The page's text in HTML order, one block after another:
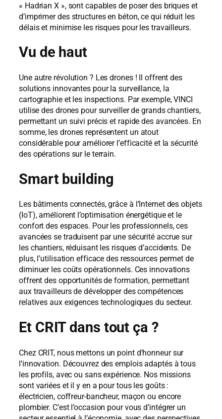
« Hadrian X », sont capables de poser des briques et
d’imprimer des structures en béton, ce qui réduit les
délais et minimise les risques pour les travailleurs.
Vu de haut
Une autre révolution ? Les drones ! Il offrent des
solutions innovantes pour la surveillance, la
cartographie et les inspections. Par exemple, VINCI
utilise des drones pour surveiller de grands chantiers,
permettant un suivi précis et rapide des avancées. En
somme, les drones représentent un atout
considérable pour améliorer l’efficacité et la sécurité
des opérations sur le terrain.
Smart building
Les bâtiments connectés, grâce à l’Internet des objets
(IoT), améliorent l’optimisation énergétique et le
confort des espaces. Pour les professionnels, ces
avancées se traduisent par une sécurité accrue sur
les chantiers, réduisant les risques d’accidents. De
plus, l’utilisation efficace des ressources permet de
diminuer les coûts opérationnels. Ces innovations
offrent des opportunités de formation, permettant
aux travailleurs de développer des compétences
relatives aux exigences technologiques du secteur.
Et CRIT dans tout ça ?
Chez CRIT, nous mettons un point d’honneur sur
l’innovation. Découvrez des emplois adaptés à tous
les profils, avec ou sans expérience. Nos missions
sont variées et il y en a pour tous les goûts :
électricien, coffreur-bancheur, maçon ou encore
plombier. C’est l’occasion pour vous d’intégrer un